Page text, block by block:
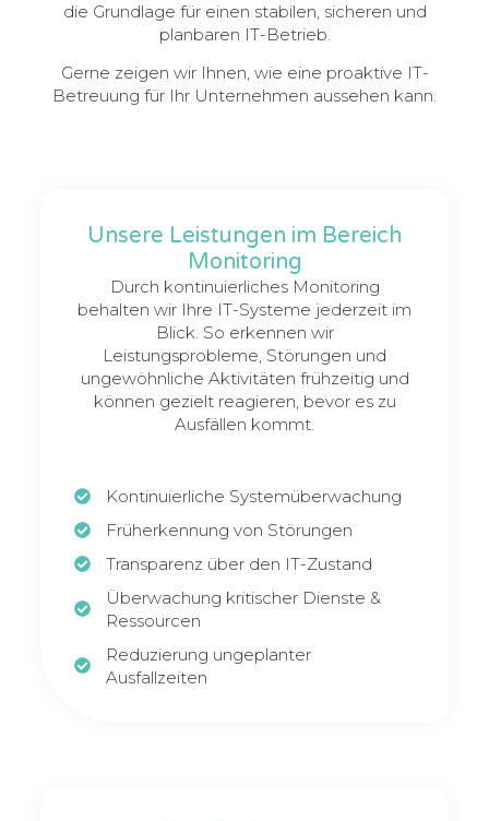
die Grundlage für einen stabilen, sicheren und
planbaren IT-Betrieb.
Gerne zeigen wir Ihnen, wie eine proaktive IT-
Betreuung für Ihr Unternehmen aussehen kann.
Unsere Leistungen im Bereich
Monitoring
Durch kontinuierliches Monitoring
behalten wir Ihre IT-Systeme jederzeit im
Blick. So erkennen wir
Leistungsprobleme, Störungen und
ungewöhnliche Aktivitäten frühzeitig und
können gezielt reagieren, bevor es zu
Ausfällen kommt.
Kontinuierliche Systemüberwachung
Früherkennung von Störungen
Transparenz über den IT-Zustand
Überwachung kritischer Dienste &
Ressourcen
Reduzierung ungeplanter
Ausfallzeiten